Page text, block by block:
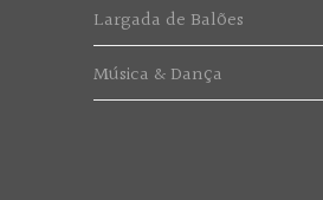
Largada de Balões
Música & Dança